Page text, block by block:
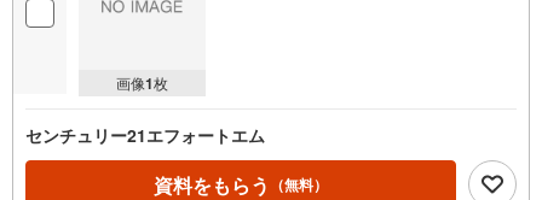
画像1枚
センチュリー21エフォートエム
資料をもらう （無料）